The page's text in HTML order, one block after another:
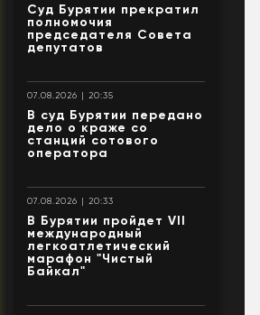
Суд Бурятии прекратил
полномочия
председателя Совета
депутатов
07.08.2026 | 20:35
В суд Бурятии передано
дело о краже со
станций сотового
оператора
07.08.2026 | 20:33
В Бурятии пройдет VII
международный
легкоатлетический
марафон "Чистый
Байкал"